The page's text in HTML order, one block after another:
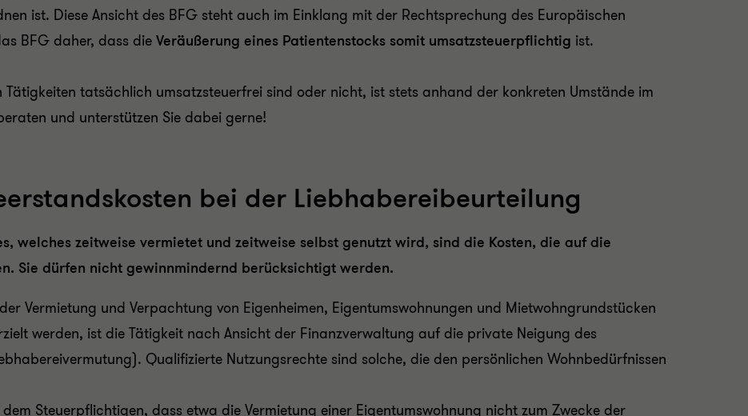
ist. Diese Ansicht des BFG steht auch im Einklang mit der Rechtsprechung des Europäischen
BFG daher, dass die Veräußerung eines Patientenstocks somit umsatzsteuerpflichtig ist.
Tätigkeiten tatsächlich umsatzsteuerfrei sind oder nicht, ist stets anhand der konkreten Umstände im
und unterstützen Sie dabei gerne!
bei der Liebhabereibeurteilung
welches zeitweise vermietet und zeitweise selbst genutzt wird, sind die Kosten, die auf die
Sie dürfen nicht gewinnmindernd berücksichtigt werden.
Vermietung und Verpachtung von Eigenheimen, Eigentumswohnungen und Mietwohngrundstücken
werden, ist die Tätigkeit nach Ansicht der Finanzverwaltung auf die private Neigung des
Qualifizierte Nutzungsrechte sind solche, die den persönlichen Wohnbedürfnissen
Steuerpflichtigen, dass etwa die Vermietung einer Eigentumswohnung nicht zum Zwecke der